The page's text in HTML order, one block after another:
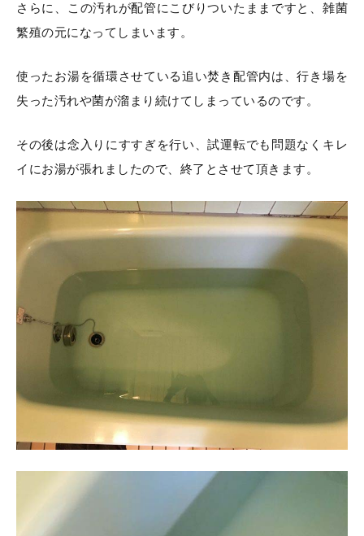
さらに、この汚れが配管にこびりついたままですと、雑菌
繁殖の元になってしまいます。
使ったお湯を循環させている追い焚き配管内は、行き場を
失った汚れや菌が溜まり続けてしまっているのです。
その後は念入りにすすぎを行い、試運転でも問題なくキレ
イにお湯が張れましたので、終了とさせて頂きます。